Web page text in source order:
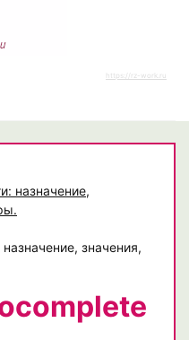
https://rz-work.ru
назначение,
значения,